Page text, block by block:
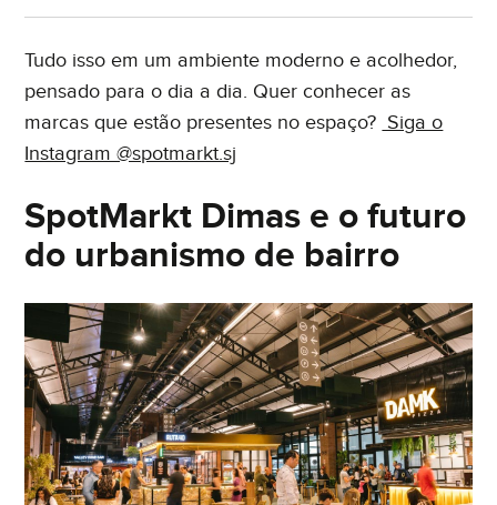
Tudo isso em um ambiente moderno e acolhedor,
pensado para o dia a dia. Quer conhecer as
marcas que estão presentes no espaço? Siga o
Instagram @spotmarkt.sj
SpotMarkt Dimas e o futuro
do urbanismo de bairro